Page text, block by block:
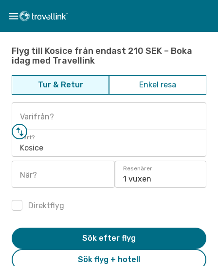
Flyg till Kosice från endast 210 SEK – Boka
idag med Travellink
Tur & Retur Enkel resa
Varifrån?
Vart?
Kosice
När?
Resenärer
1 vuxen
Direktflyg
Sök flyg + hotell
Sök efter flyg